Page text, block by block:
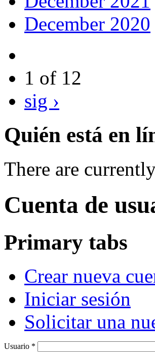
December 2020
1 of 12
sig ›
Quién está en
There are
Cuenta de
Primary tabs
Crear nueva
Iniciar sesión
Solicitar una
Usuario *